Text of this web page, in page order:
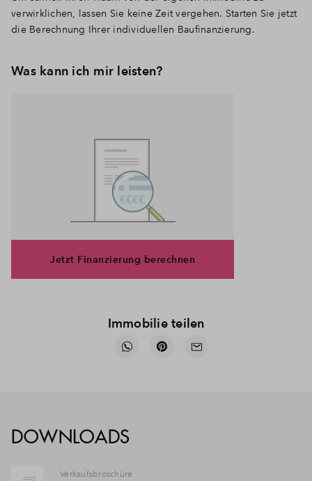
verwirklichen, lassen Sie keine Zeit vergehen. Starten Sie jetzt
die Berechnung Ihrer individuellen Baufinanzierung.
Was kann ich mir leisten?
Jetzt Finanzierung berechnen
Immobilie teilen
DOWNLOADS
Verkaufsbroschüre